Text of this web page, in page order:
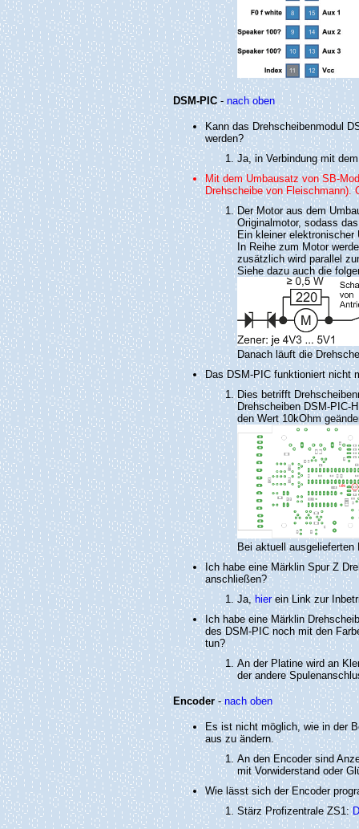
DSM-PIC- nach oben
Kann das Drehscheibenmodul
werden?
Ja, in Verbindung mit
Mit dem Umbausatz von SB-
Drehscheibe von Fleischmann).
Der Motor aus dem
Originalmotor, sodass
Ein kleiner elektronischer
In Reihe zum Motor
zusätzlich wird parallel
Siehe dazu auch die
Danach läuft die
Das DSM-PIC funktioniert nicht
Dies betrifft
Drehscheiben DSM-PIC-
den Wert 10kOhm
Bei aktuell ausgelieferten
Ich habe eine Märklin Spur Z
anschließen?
Ja,hier ein Link zur
Ich habe eine Märklin
des DSM-PIC noch mit den
tun?
An der Platine wird an
der andere
Encoder-nach oben
Es ist nicht möglich, wie in der
aus zu ändern.
An den Encoder sind
mit Vorwiderstand oder
Wie lässt sich der Encoder
Stärz Profizentrale ZS1: